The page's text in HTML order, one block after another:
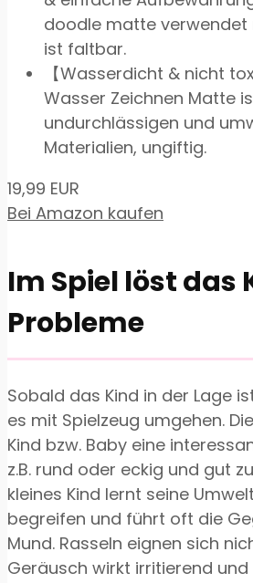
doodle matte verwendet
ist faltbar.
【Wasserdicht & nicht
Wasser Zeichnen Matte
undurchlässigen und
Materialien, ungiftig.
19,99 EUR
Bei Amazon kaufen
Im Spiel löst das
Probleme
Sobald das Kind in der Lage
es mit Spielzeug umgehen.
Kind bzw. Baby eine
z.B. rund oder eckig und gut
kleines Kind lernt seine
begreifen und führt oft die
Mund. Rasseln eignen sich
Geräusch wirkt irritierend und